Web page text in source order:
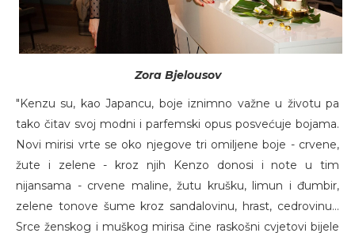
Zora Bjelousov
"Kenzu su, kao Japancu, boje iznimno važne u životu pa
tako čitav svoj modni i parfemski opus posvećuje bojama.
Novi mirisi vrte se oko njegove tri omiljene boje - crvene,
žute i zelene - kroz njih Kenzo donosi i note u tim
nijansama - crvene maline, žutu krušku, limun i đumbir,
zelene tonove šume kroz sandalovinu, hrast, cedrovinu...
Srce ženskog i muškog mirisa čine raskošni cvjetovi bijele